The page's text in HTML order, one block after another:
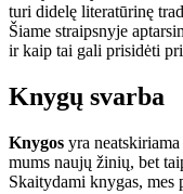
turi didelę literatūrinę
Šiame straipsnyje
ir kaip tai gali prisidėti
Knygų svarba
Knygos yra
mums naujų žinių, bet
Skaitydami knygas,